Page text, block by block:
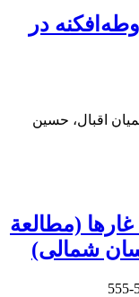
در
اقبال، حسین
(مطالعة